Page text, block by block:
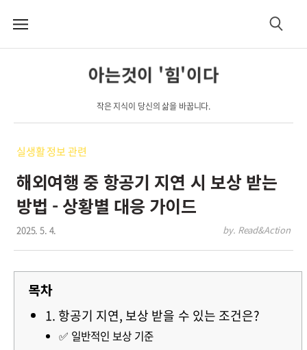
메
검
아는것이 '힘'이다
작은 지식이 당신의 삶을 바꿉니다.
실생활 정보 관련
해외여행 중 항공기 지연 시 보상 받는
방법 - 상황별 대응 가이드
2025. 5. 4. by. Read&Action
목차
1. 항공기 지연, 보상 받을 수 있는 조건은?
✅ 일반적인 보상 기준